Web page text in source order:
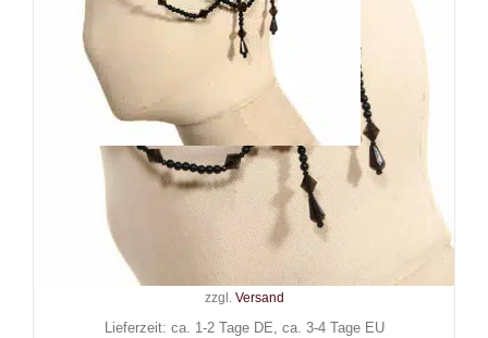
Red Queens Black Legion Mini-
Hut Night Time
59,90€
Inkl. MwSt.
zzgl. Versand
Lieferzeit: ca. 1-2 Tage DE, ca. 3-4 Tage EU